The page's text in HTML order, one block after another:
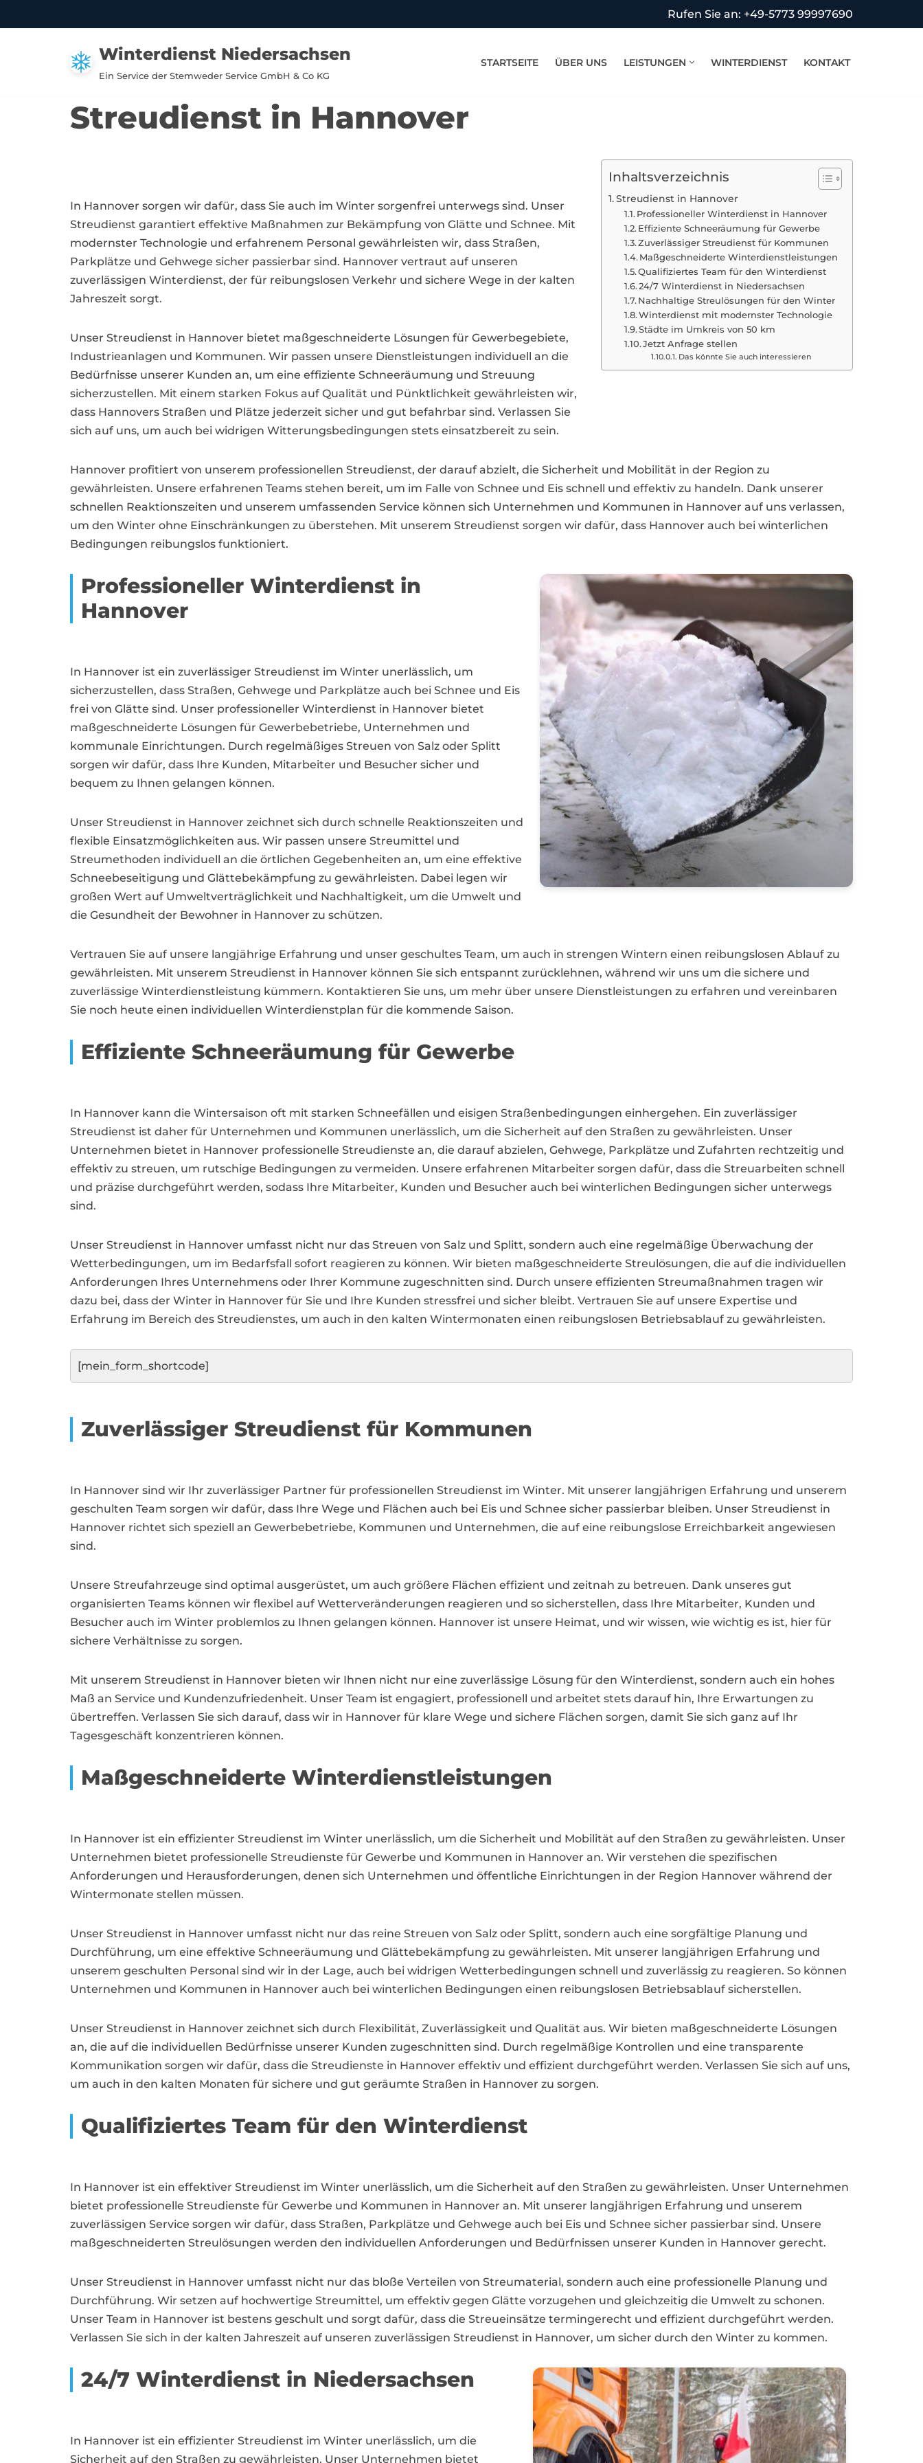
Rufen Sie an: +49-5773 99997690
Winterdienst Niedersachsen
Ein Service der Stemweder Service GmbH & Co KG
STARTSEITE ÜBER UNS LEISTUNGEN WINTERDIENST KONTAKT
Streudienst in Hannover
Inhaltsverzeichnis
Streudienst in Hannover
Professioneller Winterdienst in Hannover
Effiziente Schneeräumung für Gewerbe
Zuverlässiger Streudienst für Kommunen
Maßgeschneiderte Winterdienstleistungen
Qualifiziertes Team für den Winterdienst
24/7 Winterdienst in Niedersachsen
Nachhaltige Streulösungen für den Winter
Winterdienst mit modernster Technologie
Städte im Umkreis von 50 km
Jetzt Anfrage stellen
Das könnte Sie auch interessieren
In Hannover sorgen wir dafür, dass Sie auch im Winter sorgenfrei unterwegs sind. Unser
Streudienst garantiert effektive Maßnahmen zur Bekämpfung von Glätte und Schnee. Mit
modernster Technologie und erfahrenem Personal gewährleisten wir, dass Straßen,
Parkplätze und Gehwege sicher passierbar sind. Hannover vertraut auf unseren
zuverlässigen Winterdienst, der für reibungslosen Verkehr und sichere Wege in der kalten
Jahreszeit sorgt.
Unser Streudienst in Hannover bietet maßgeschneiderte Lösungen für Gewerbegebiete,
Industrieanlagen und Kommunen. Wir passen unsere Dienstleistungen individuell an die
Bedürfnisse unserer Kunden an, um eine effiziente Schneeräumung und Streuung
sicherzustellen. Mit einem starken Fokus auf Qualität und Pünktlichkeit gewährleisten wir,
dass Hannovers Straßen und Plätze jederzeit sicher und gut befahrbar sind. Verlassen Sie
sich auf uns, um auch bei widrigen Witterungsbedingungen stets einsatzbereit zu sein.
Hannover profitiert von unserem professionellen Streudienst, der darauf abzielt, die Sicherheit und Mobilität in der Region zu
gewährleisten. Unsere erfahrenen Teams stehen bereit, um im Falle von Schnee und Eis schnell und effektiv zu handeln. Dank unserer
schnellen Reaktionszeiten und unserem umfassenden Service können sich Unternehmen und Kommunen in Hannover auf uns verlassen,
um den Winter ohne Einschränkungen zu überstehen. Mit unserem Streudienst sorgen wir dafür, dass Hannover auch bei winterlichen
Bedingungen reibungslos funktioniert.
Professioneller Winterdienst in
Hannover
In Hannover ist ein zuverlässiger Streudienst im Winter unerlässlich, um
sicherzustellen, dass Straßen, Gehwege und Parkplätze auch bei Schnee und Eis
frei von Glätte sind. Unser professioneller Winterdienst in Hannover bietet
maßgeschneiderte Lösungen für Gewerbebetriebe, Unternehmen und
kommunale Einrichtungen. Durch regelmäßiges Streuen von Salz oder Splitt
sorgen wir dafür, dass Ihre Kunden, Mitarbeiter und Besucher sicher und
bequem zu Ihnen gelangen können.
Unser Streudienst in Hannover zeichnet sich durch schnelle Reaktionszeiten und
flexible Einsatzmöglichkeiten aus. Wir passen unsere Streumittel und
Streumethoden individuell an die örtlichen Gegebenheiten an, um eine effektive
Schneebeseitigung und Glättebekämpfung zu gewährleisten. Dabei legen wir
großen Wert auf Umweltverträglichkeit und Nachhaltigkeit, um die Umwelt und
die Gesundheit der Bewohner in Hannover zu schützen.
Vertrauen Sie auf unsere langjährige Erfahrung und unser geschultes Team, um auch in strengen Wintern einen reibungslosen Ablauf zu
gewährleisten. Mit unserem Streudienst in Hannover können Sie sich entspannt zurücklehnen, während wir uns um die sichere und
zuverlässige Winterdienstleistung kümmern. Kontaktieren Sie uns, um mehr über unsere Dienstleistungen zu erfahren und vereinbaren
Sie noch heute einen individuellen Winterdienstplan für die kommende Saison.
Effiziente Schneeräumung für Gewerbe
In Hannover kann die Wintersaison oft mit starken Schneefällen und eisigen Straßenbedingungen einhergehen. Ein zuverlässiger
Streudienst ist daher für Unternehmen und Kommunen unerlässlich, um die Sicherheit auf den Straßen zu gewährleisten. Unser
Unternehmen bietet in Hannover professionelle Streudienste an, die darauf abzielen, Gehwege, Parkplätze und Zufahrten rechtzeitig und
effektiv zu streuen, um rutschige Bedingungen zu vermeiden. Unsere erfahrenen Mitarbeiter sorgen dafür, dass die Streuarbeiten schnell
und präzise durchgeführt werden, sodass Ihre Mitarbeiter, Kunden und Besucher auch bei winterlichen Bedingungen sicher unterwegs
sind.
Unser Streudienst in Hannover umfasst nicht nur das Streuen von Salz und Splitt, sondern auch eine regelmäßige Überwachung der
Wetterbedingungen, um im Bedarfsfall sofort reagieren zu können. Wir bieten maßgeschneiderte Streulösungen, die auf die individuellen
Anforderungen Ihres Unternehmens oder Ihrer Kommune zugeschnitten sind. Durch unsere effizienten Streumaßnahmen tragen wir
dazu bei, dass der Winter in Hannover für Sie und Ihre Kunden stressfrei und sicher bleibt. Vertrauen Sie auf unsere Expertise und
Erfahrung im Bereich des Streudienstes, um auch in den kalten Wintermonaten einen reibungslosen Betriebsablauf zu gewährleisten.
[mein_form_shortcode]
Zuverlässiger Streudienst für Kommunen
In Hannover sind wir Ihr zuverlässiger Partner für professionellen Streudienst im Winter. Mit unserer langjährigen Erfahrung und unserem
geschulten Team sorgen wir dafür, dass Ihre Wege und Flächen auch bei Eis und Schnee sicher passierbar bleiben. Unser Streudienst in
Hannover richtet sich speziell an Gewerbebetriebe, Kommunen und Unternehmen, die auf eine reibungslose Erreichbarkeit angewiesen
sind.
Unsere Streufahrzeuge sind optimal ausgerüstet, um auch größere Flächen effizient und zeitnah zu betreuen. Dank unseres gut
organisierten Teams können wir flexibel auf Wetterveränderungen reagieren und so sicherstellen, dass Ihre Mitarbeiter, Kunden und
Besucher auch im Winter problemlos zu Ihnen gelangen können. Hannover ist unsere Heimat, und wir wissen, wie wichtig es ist, hier für
sichere Verhältnisse zu sorgen.
Mit unserem Streudienst in Hannover bieten wir Ihnen nicht nur eine zuverlässige Lösung für den Winterdienst, sondern auch ein hohes
Maß an Service und Kundenzufriedenheit. Unser Team ist engagiert, professionell und arbeitet stets darauf hin, Ihre Erwartungen zu
übertreffen. Verlassen Sie sich darauf, dass wir in Hannover für klare Wege und sichere Flächen sorgen, damit Sie sich ganz auf Ihr
Tagesgeschäft konzentrieren können.
Maßgeschneiderte Winterdienstleistungen
In Hannover ist ein effizienter Streudienst im Winter unerlässlich, um die Sicherheit und Mobilität auf den Straßen zu gewährleisten. Unser
Unternehmen bietet professionelle Streudienste für Gewerbe und Kommunen in Hannover an. Wir verstehen die spezifischen
Anforderungen und Herausforderungen, denen sich Unternehmen und öffentliche Einrichtungen in der Region Hannover während der
Wintermonate stellen müssen.
Unser Streudienst in Hannover umfasst nicht nur das reine Streuen von Salz oder Splitt, sondern auch eine sorgfältige Planung und
Durchführung, um eine effektive Schneeräumung und Glättebekämpfung zu gewährleisten. Mit unserer langjährigen Erfahrung und
unserem geschulten Personal sind wir in der Lage, auch bei widrigen Wetterbedingungen schnell und zuverlässig zu reagieren. So können
Unternehmen und Kommunen in Hannover auch bei winterlichen Bedingungen einen reibungslosen Betriebsablauf sicherstellen.
Unser Streudienst in Hannover zeichnet sich durch Flexibilität, Zuverlässigkeit und Qualität aus. Wir bieten maßgeschneiderte Lösungen
an, die auf die individuellen Bedürfnisse unserer Kunden zugeschnitten sind. Durch regelmäßige Kontrollen und eine transparente
Kommunikation sorgen wir dafür, dass die Streudienste in Hannover effektiv und effizient durchgeführt werden. Verlassen Sie sich auf uns,
um auch in den kalten Monaten für sichere und gut geräumte Straßen in Hannover zu sorgen.
Qualifiziertes Team für den Winterdienst
In Hannover ist ein effektiver Streudienst im Winter unerlässlich, um die Sicherheit auf den Straßen zu gewährleisten. Unser Unternehmen
bietet professionelle Streudienste für Gewerbe und Kommunen in Hannover an. Mit unserer langjährigen Erfahrung und unserem
zuverlässigen Service sorgen wir dafür, dass Straßen, Parkplätze und Gehwege auch bei Eis und Schnee sicher passierbar sind. Unsere
maßgeschneiderten Streulösungen werden den individuellen Anforderungen und Bedürfnissen unserer Kunden in Hannover gerecht.
Unser Streudienst in Hannover umfasst nicht nur das bloße Verteilen von Streumaterial, sondern auch eine professionelle Planung und
Durchführung. Wir setzen auf hochwertige Streumittel, um effektiv gegen Glätte vorzugehen und gleichzeitig die Umwelt zu schonen.
Unser Team in Hannover ist bestens geschult und sorgt dafür, dass die Streueinsätze termingerecht und effizient durchgeführt werden.
Verlassen Sie sich in der kalten Jahreszeit auf unseren zuverlässigen Streudienst in Hannover, um sicher durch den Winter zu kommen.
24/7 Winterdienst in Niedersachsen
In Hannover ist ein effizienter Streudienst im Winter unerlässlich, um die
Sicherheit auf den Straßen zu gewährleisten. Unser Unternehmen bietet